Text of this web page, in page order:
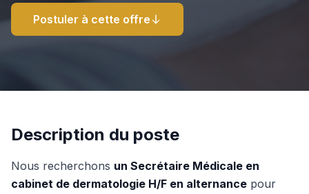
Postuler à cette offre
Description du poste
Nous recherchons un Secrétaire Médicale en
cabinet de dermatologie H/F en alternance pour